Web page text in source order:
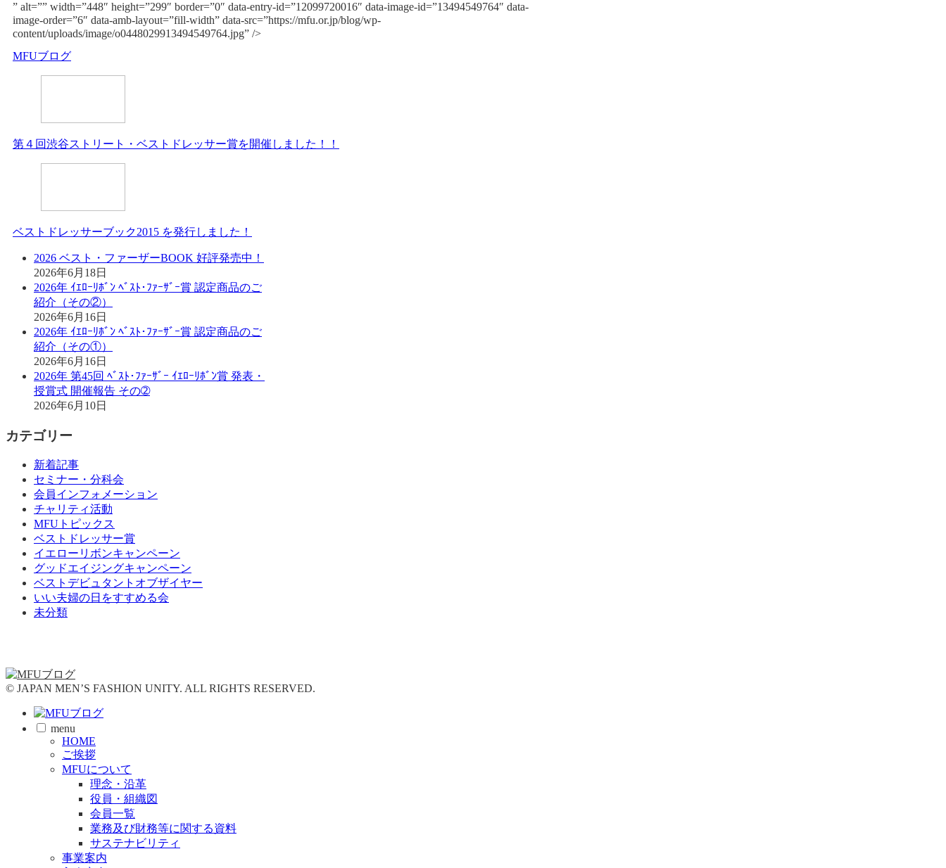
” alt=”” width=”448″ height=”299″ border=”0″ data-entry-id=”12099720016″ data-image-id=”13494549764″ data-
image-order=”6″ data-amb-layout=”fill-width” data-src=”https://mfu.or.jp/blog/wp-
content/uploads/image/o0448029913494549764.jpg” />
MFUブログ
第４回渋谷ストリート・ベストドレッサー賞を開催しました！！
ベストドレッサーブック2015 を発行しました！
2026 ベスト・ファーザーBOOK 好評発売中！
2026年6月18日
2026年 ｲｴﾛｰﾘﾎﾞﾝ ﾍﾞｽﾄ･ﾌｧｰｻﾞｰ賞 認定商品のご
紹介（その②）
2026年6月16日
2026年 ｲｴﾛｰﾘﾎﾞﾝ ﾍﾞｽﾄ･ﾌｧｰｻﾞｰ賞 認定商品のご
紹介（その①）
2026年6月16日
2026年 第45回 ﾍﾞｽﾄ･ﾌｧｰｻﾞｰ ｲｴﾛｰﾘﾎﾞﾝ賞 発表・
授賞式 開催報告 その➁
2026年6月10日
カテゴリー
新着記事
セミナー・分科会
会員インフォメーション
チャリティ活動
MFUトピックス
ベストドレッサー賞
イエローリボンキャンペーン
グッドエイジングキャンペーン
ベストデビュタントオブザイヤー
いい夫婦の日をすすめる会
未分類
© JAPAN MEN’S FASHION UNITY. ALL RIGHTS RESERVED.
menu
HOME
ご挨拶
MFUについて
理念・沿革
役員・組織図
会員一覧
業務及び財務等に関する資料
サステナビリティ
事業案内